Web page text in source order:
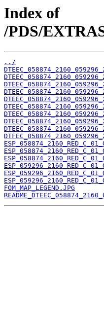
Index of
/PDS/
../
FOM_MAP_LEGEND.JPG